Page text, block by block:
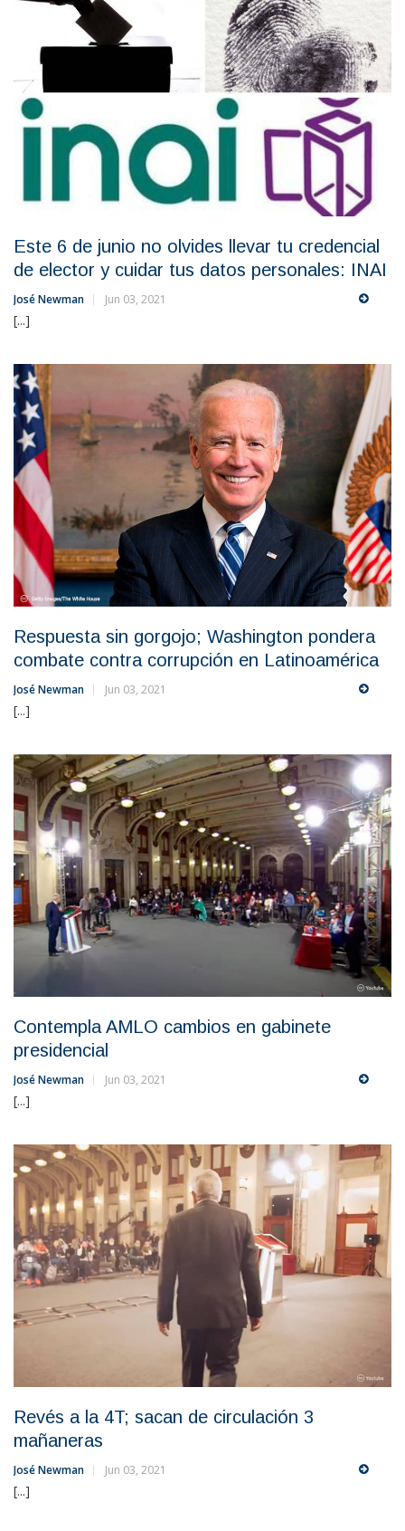
Este 6 de junio no olvides llevar tu credencial
de elector y cuidar tus datos personales: INAI
José Newman Jun 03, 2021
[...]
Respuesta sin gorgojo; Washington pondera
combate contra corrupción en Latinoamérica
José Newman Jun 03, 2021
[...]
Contempla AMLO cambios en gabinete
presidencial
José Newman Jun 03, 2021
[...]
Revés a la 4T; sacan de circulación 3
mañaneras
José Newman Jun 03, 2021
[...]